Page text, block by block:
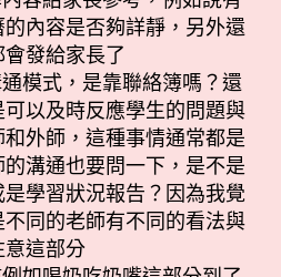
內容是否夠詳靜，另外還
發給家長了
模式，是靠聯絡簿嗎？還
以及時反應學生的問題與
外師，這種事情通常都是
溝通也要問一下，是不是
學習狀況報告？因為我覺
同的老師有不同的看法與
這部分